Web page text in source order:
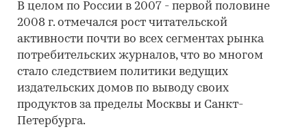
В целом по России в 2007 - первой половине
2008 г. отмечался рост читательской
активности почти во всех сегментах рынка
потребительских журналов, что во многом
стало следствием политики ведущих
издательских домов по выводу своих
продуктов за пределы Москвы и Санкт-
Петербурга.